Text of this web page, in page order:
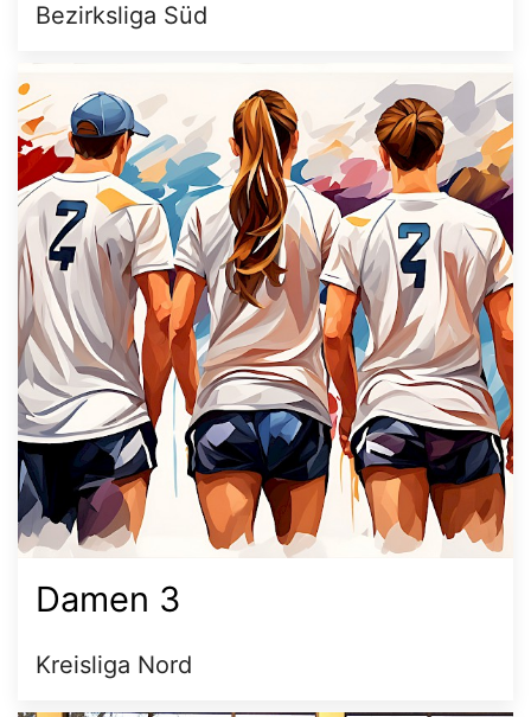
Bezirksliga Süd
Damen 3
Kreisliga Nord